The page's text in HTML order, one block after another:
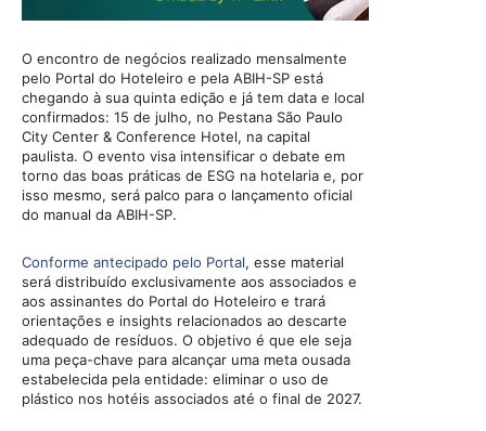
O encontro de negócios realizado mensalmente
pelo Portal do Hoteleiro e pela ABIH-SP está
chegando à sua quinta edição e já tem data e local
confirmados: 15 de julho, no Pestana São Paulo
City Center & Conference Hotel, na capital
paulista. O evento visa intensificar o debate em
torno das boas práticas de ESG na hotelaria e, por
isso mesmo, será palco para o lançamento oficial
do manual da ABIH-SP.
Conforme antecipado pelo Portal, esse material
será distribuído exclusivamente aos associados e
aos assinantes do Portal do Hoteleiro e trará
orientações e insights relacionados ao descarte
adequado de resíduos. O objetivo é que ele seja
uma peça-chave para alcançar uma meta ousada
estabelecida pela entidade: eliminar o uso de
plástico nos hotéis associados até o final de 2027.